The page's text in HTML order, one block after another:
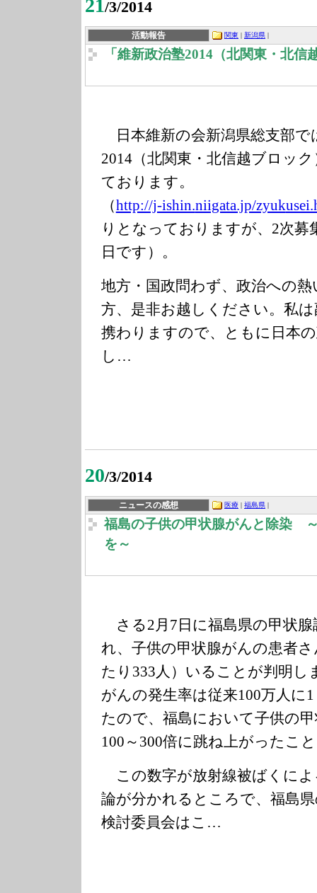
21/3/2014
活動報告 関東 | 新潟県 |
「維新政治塾2014（北関東・北
日本維新の会新潟県総支部で
2014（北関東・北信越ブロッ
ております。
（http://j-ishin.niigata.jp/zyuk
りとなっておりますが、2次募
日です）。
地方・国政問わず、政治への
方、是非お越しください。私
携わりますので、ともに日本
し…
20/3/2014
ニュースの感想 医療 | 福島県 |
福島の子供の甲状腺がんと除染
を～
さる2月7日に福島県の甲状腺
れ、子供の甲状腺がんの患者
たり333人）いることが判明し
がんの発生率は従来100万人に
たので、福島において子供の
100～300倍に跳ね上がったこ
この数字が放射線被ばくに
論が分かれるところで、福島
検討委員会はこ…